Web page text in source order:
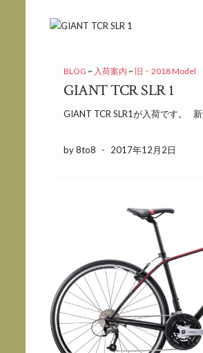
BLOG ~ 入荷案内 ~ 旧・2018 Model
GIANT TCR SLR 1
GIANT TCR SLR1が入荷です。
by 8to8 - 2017年12月2日